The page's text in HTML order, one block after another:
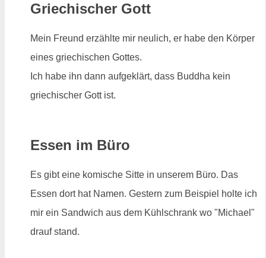
Griechischer Gott
Mein Freund erzählte mir neulich, er habe den Körper
eines griechischen Gottes.
Ich habe ihn dann aufgeklärt, dass Buddha kein
griechischer Gott ist.
Essen im Büro
Es gibt eine komische Sitte in unserem Büro. Das
Essen dort hat Namen. Gestern zum Beispiel holte ich
mir ein Sandwich aus dem Kühlschrank wo "Michael"
drauf stand.